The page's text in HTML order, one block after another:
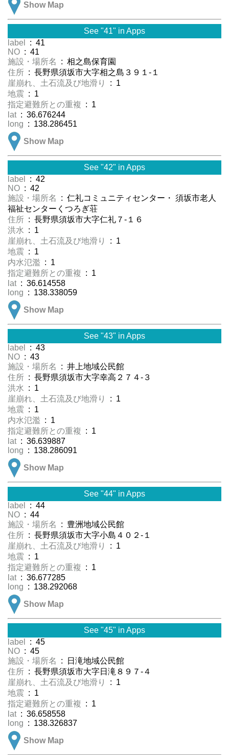
Show Map
See "41" in Apps
label
: 41
NO : 41
施設・場所名
: 相之島保育園
住所 : 長野県須坂市大字相之島３９１-１
崖崩れ、土石流及び地滑り
: 1
地震 : 1
指定避難所との重複 : 1
lat : 36.676244
long : 138.286451
Show Map
See "42" in Apps
label
: 42
NO : 42
施設・場所名
: 仁礼コミュニティセンター・ 須坂市老人
福祉センターくつろぎ荘
住所 : 長野県須坂市大字仁礼７-１６
洪水
: 1
崖崩れ、土石流及び地滑り
: 1
地震 : 1
内水氾濫 : 1
指定避難所との重複 : 1
lat : 36.614558
long : 138.338059
Show Map
See "43" in Apps
label
: 43
NO : 43
施設・場所名
: 井上地域公民館
住所 : 長野県須坂市大字幸高２７４-３
洪水
: 1
崖崩れ、土石流及び地滑り
: 1
地震 : 1
内水氾濫 : 1
指定避難所との重複 : 1
lat : 36.639887
long : 138.286091
Show Map
See "44" in Apps
label
: 44
NO : 44
施設・場所名
: 豊洲地域公民館
住所 : 長野県須坂市大字小島４０２-１
崖崩れ、土石流及び地滑り
: 1
地震 : 1
指定避難所との重複 : 1
lat : 36.677285
long : 138.292068
Show Map
See "45" in Apps
label
: 45
NO : 45
施設・場所名
: 日滝地域公民館
住所 : 長野県須坂市大字日滝８９７-４
崖崩れ、土石流及び地滑り
: 1
地震 : 1
指定避難所との重複 : 1
lat : 36.658558
long : 138.326837
Show Map